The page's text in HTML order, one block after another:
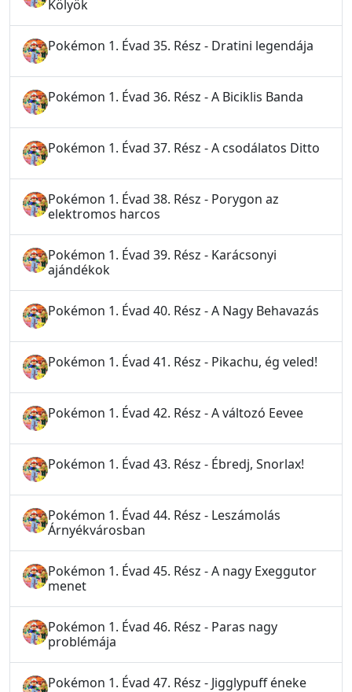
Kölyök
Pokémon 1. Évad 35. Rész - Dratini legendája
Pokémon 1. Évad 36. Rész - A Biciklis Banda
Pokémon 1. Évad 37. Rész - A csodálatos Ditto
Pokémon 1. Évad 38. Rész - Porygon az
elektromos harcos
Pokémon 1. Évad 39. Rész - Karácsonyi
ajándékok
Pokémon 1. Évad 40. Rész - A Nagy Behavazás
Pokémon 1. Évad 41. Rész - Pikachu, ég veled!
Pokémon 1. Évad 42. Rész - A változó Eevee
Pokémon 1. Évad 43. Rész - Ébredj, Snorlax!
Pokémon 1. Évad 44. Rész - Leszámolás
Árnyékvárosban
Pokémon 1. Évad 45. Rész - A nagy Exeggutor
menet
Pokémon 1. Évad 46. Rész - Paras nagy
problémája
Pokémon 1. Évad 47. Rész - Jigglypuff éneke